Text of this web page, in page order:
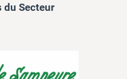
du Secteur